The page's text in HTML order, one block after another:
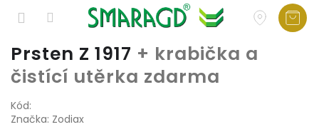
Přejít
obsah
Prsten Z 1917 + krabička a
čistící utěrka zdarma
Kód:
Značka: Zodiax